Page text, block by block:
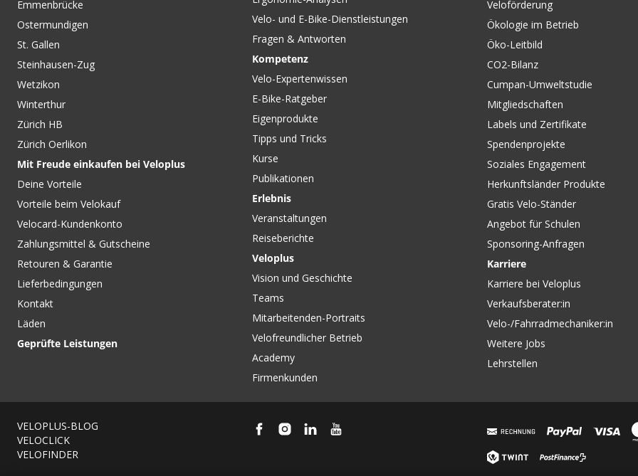
schwarz von GORE WEAR
Uni von VAUDE
Knielinge Schwarz von
SHIMANO
Emmenbrücke
Ostermundigen
St. Gallen
Steinhausen-Zug
Wetzikon
Winterthur
Zürich HB
Zürich Oerlikon
Mit Freude einkaufen bei Veloplus
Deine Vorteile
Vorteile beim Velokauf
Velocard-Kundenkonto
Zahlungsmittel & Gutscheine
Retouren & Garantie
Lieferbedingungen
Kontakt
Läden
Geprüfte Leistungen
Velo- und E-Bike-Dienstleistungen
Fragen & Antworten
Kompetenz
Velo-Expertenwissen
E-Bike-Ratgeber
Eigenprodukte
Tipps und Tricks
Kurse
Publikationen
Erlebnis
Veranstaltungen
Reiseberichte
Veloplus
Vision und Geschichte
Teams
Mitarbeitenden-Portraits
Velofreundlicher Betrieb
Academy
Firmenkunden
Veloförderung
Ökologie im Betrieb
Öko-Leitbild
CO2-Bilanz
Cumpan-Umweltstudie
Mitgliedschaften
Labels und Zertifikate
Spendenprojekte
Soziales Engagement
Herkunftsländer Produkte
Gratis Velo-Ständer
Angebot für Schulen
Sponsoring-Anfragen
Karriere
Karriere bei Veloplus
Verkaufsberater:in
Velo-/Fahrradmechaniker:in
Weitere Jobs
Lehrstellen
VELOPLUS-BLOG
VELOCLICK
VELOFINDER